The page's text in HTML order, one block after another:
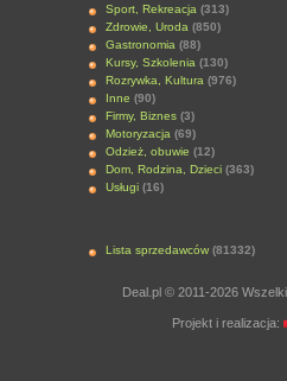
Sport, Rekreacja (313)
Zdrowie, Uroda (850)
Gastronomia (88)
Kursy, Szkolenia (130)
Rozrywka, Kultura (976)
Inne (90)
Firmy, Biznes (3)
Motoryzacja (69)
Odzież, obuwie (12)
Dom, Rodzina, Dzieci (363)
Usługi (16)
Lista sprzedawców (81332)
Deal.pl © 2011-2026
Projekt i realizacja: